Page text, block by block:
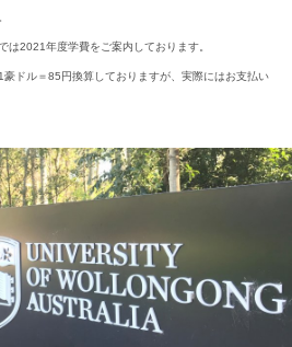
は2021年度学費をご案内しております。
豪ドル＝85円換算しておりますが、実際にはお支払い